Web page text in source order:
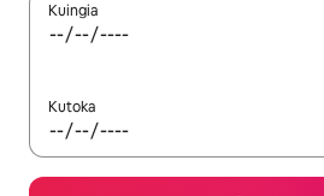
Kuingia
Kutoka